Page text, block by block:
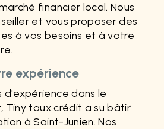
financier local. Nous
et vous proposer des
à vos besoins et à votre
expérience
d'expérience dans le
Tiny taux crédit a su bâtir
à Saint-Junien. Nos